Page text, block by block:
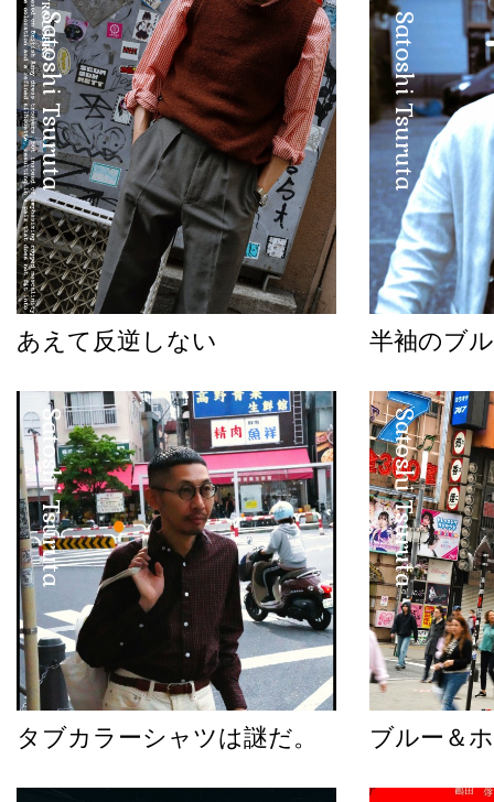
Satoshi Tsuruta
あえて反逆しない
Satoshi Tsuruta
半袖のブ
Satoshi Tsuruta
タブカラーシャツは謎だ。
Satoshi Tsuruta
ブルー＆